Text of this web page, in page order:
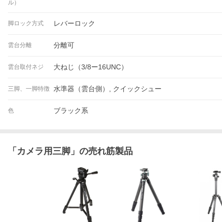
ル）
脚ロック方式 レバーロック
雲台分離 分離可
雲台取付ネジ 大ねじ（3/8ー16UNC）
三脚、一脚特徴 水準器（雲台側）, クイックシュー
色 ブラック系
「 カメラ用三脚 」の売れ筋製品